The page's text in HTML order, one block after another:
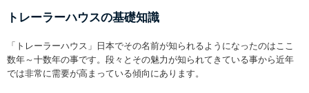
トレーラーハウスの基礎知識
「トレーラーハウス」日本でその名前が知られるようになったのはここ
数年～十数年の事です。段々とその魅力が知られてきている事から近年
では非常に需要が高まっている傾向にあります。